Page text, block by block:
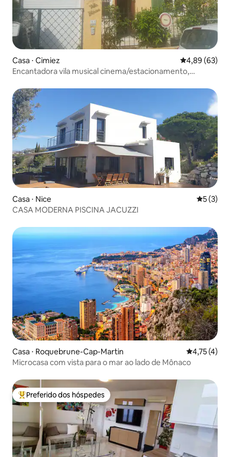
Casa ⋅ Cimiez 4,89 de uma
4,89 (63)
Encantadora vila musical cinema/estacionamento,
Casa ⋅ Nice 5 de
5 (3)
CASA MODERNA PISCINA JACUZZI
Casa ⋅ Roquebrune-Cap-Martin 4,75 de
4,75 (4)
Microcasa com vista para o mar ao lado de Mônaco
Entre os melhores preferidos dos hóspedes
Preferido dos hóspedes